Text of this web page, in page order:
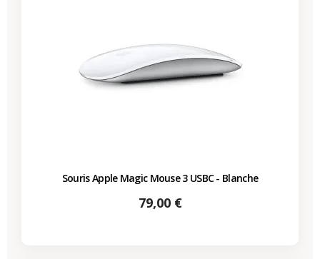
Souris Apple Magic Mouse 3 USBC - Blanche
Prix
79,00 €